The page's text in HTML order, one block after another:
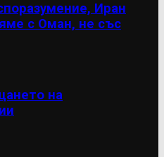
Иран
с Оман, не със
на